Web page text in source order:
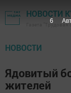
НОВОСТИ
Газета
НОВОСТИ
Ядовитый
жителей
4